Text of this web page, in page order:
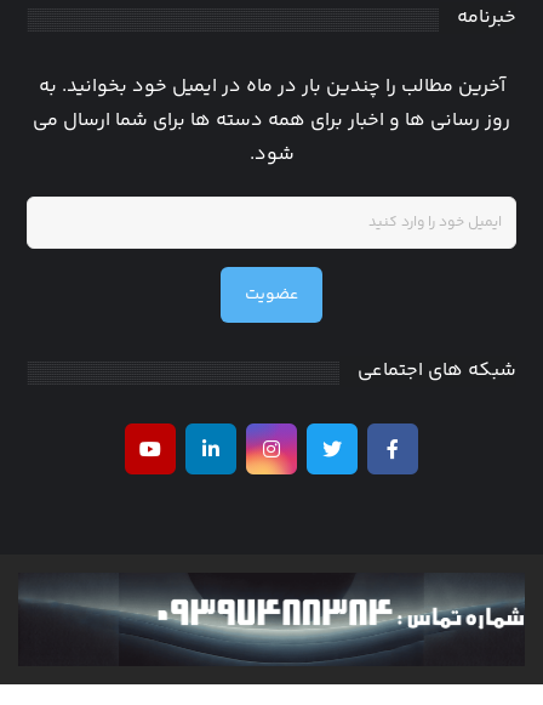
خبرنامه
آخرین مطالب را چندین بار در ماه در ایمیل خود بخوانید. به
روز رسانی ها و اخبار برای همه دسته ها برای شما ارسال می
شود.
عضویت
شبکه های اجتماعی
کلیه حقوق متعلق به researchinventor می باشد